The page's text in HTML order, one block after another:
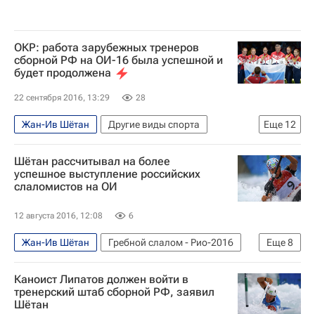
ОКР: работа зарубежных тренеров
сборной РФ на ОИ-16 была успешной и
будет продолжена
22 сентября 2016, 13:29 28
Еще 12
Жан-Ив Шётан
Другие виды спорта
Олимпийские игры
Спорт
Александр Жуков
Олимпийский комитет России (ОКР)
Эцио Гамба
Кристиан Бауэр
Майк Спраклин
Сергей Папуш
Летние Олимпийские игры 2016
Россия на Олимпиаде 2016
Сборная России по дзюдо
Шётан рассчитывал на более
успешное выступление российских
слаломистов на ОИ
12 августа 2016, 12:08 6
Еще8
Жан-Ив Шётан
Гребной слалом - Рио-2016
Олимпийские игры
Спорт
Другие виды спорта
Рио-2016
Новости - Рио-2016
Каноист Липатов должен войти в
тренерский штаб сборной РФ, заявил
Шётан